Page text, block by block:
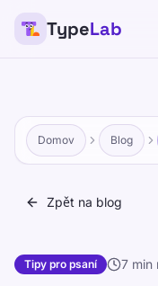
TypeLab
Domov Blog
Zpět na blog
Tipy pro psaní 7 min